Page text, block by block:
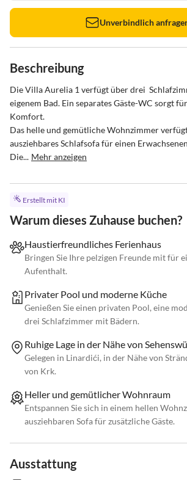
Unverbindlich
Beschreibung
Die Villa Aurelia 1 verfügt über drei
eigenem Bad. Ein separates Gäste-WC sorgt
Komfort.
Das helle und gemütliche Wohnzimmer
ausziehbares Schlafsofa für einen
Die... Mehr anzeigen
Erstellt mit KI
Warum dieses Zuhause buchen?
Haustierfreundliches Ferienhaus
Bringen Sie Ihre pelzigen Freunde mit für
Aufenthalt.
Privater Pool und moderne Küche
Genießen Sie einen privaten Pool, eine
drei Schlafzimmer mit Bädern.
Ruhige Lage in der Nähe von
Gelegen in Linardići, in der Nähe von
von Krk.
Heller und gemütlicher Wohnraum
Entspannen Sie sich in einem hellen
ausziehbaren Sofa für zusätzliche Gäste.
Ausstattung